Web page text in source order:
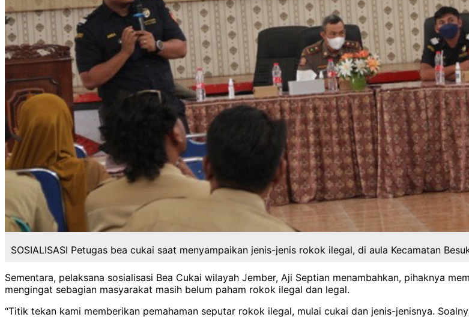
SOSIALISASI Petugas bea cukai saat menyampaikan jenis-jenis rokok ilegal, di aula Kecamatan
Sementara, pelaksana sosialisasi Bea Cukai wilayah Jember, Aji Septian menambahkan, pihaknya
mengingat sebagian masyarakat masih belum paham rokok ilegal dan legal.
“Titik tekan kami memberikan pemahaman seputar rokok ilegal, mulai cukai dan jenis-jenisnya.